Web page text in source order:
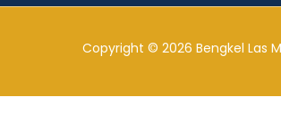
Copyright © 2026 Bengkel Las